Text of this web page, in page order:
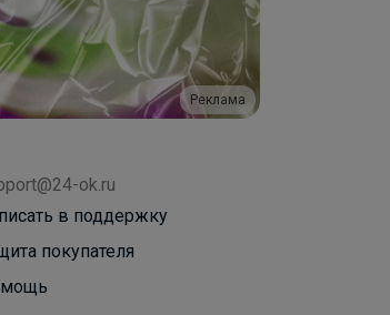
Реклама
ok.ru
в поддержку
покупателя